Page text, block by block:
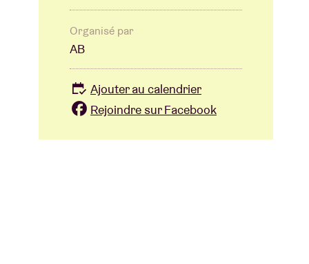
Organisé par
AB
Ajouter au calendrier
Rejoindre sur Facebook